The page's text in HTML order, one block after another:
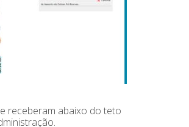
receberam abaixo do teto